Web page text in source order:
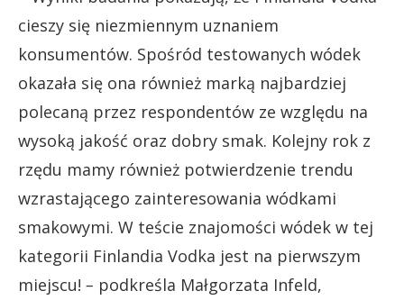
cieszy się niezmiennym uznaniem
konsumentów. Spośród testowanych wódek
okazała się ona również marką najbardziej
polecaną przez respondentów ze względu na
wysoką jakość oraz dobry smak. Kolejny rok z
rzędu mamy również potwierdzenie trendu
wzrastającego zainteresowania wódkami
smakowymi. W teście znajomości wódek w tej
kategorii Finlandia Vodka jest na pierwszym
miejscu! – podkreśla Małgorzata Infeld,